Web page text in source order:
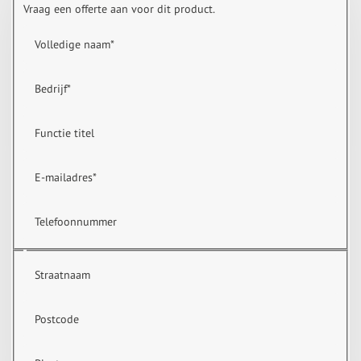
Vraag een offerte aan voor dit product.
Volledige naam*
Bedrijf*
Functie titel
E-mailadres*
Telefoonnummer
Straatnaam
Postcode